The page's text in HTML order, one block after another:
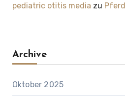
pediatric otitis media zu
Archive
Oktober 2025